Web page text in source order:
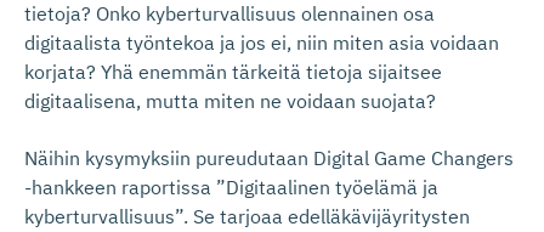
tietoja? Onko kyberturvallisuus olennainen osa
digitaalista työntekoa ja jos ei, niin miten asia voidaan
korjata? Yhä enemmän tärkeitä tietoja sijaitsee
digitaalisena, mutta miten ne voidaan suojata?
Näihin kysymyksiin pureudutaan Digital Game Changers
-hankkeen raportissa ”Digitaalinen työelämä ja
kyberturvallisuus”. Se tarjoaa edelläkävijäyritysten